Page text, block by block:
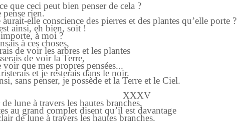
que ceci peut bien penser de cela ?
pense rien.
elle conscience des pierres et des plantes qu’elle porte ?
ainsi, eh bien, soit !
à moi ?
à ces choses,
de voir les arbres et les plantes
de voir la Terre,
que mes propres pensées...
et je resterais dans le noir.
sans penser, je possède et la Terre et le Ciel.
XXXV
lune à travers les hautes branches,
au grand complet disent qu’il est davantage
de lune à travers les hautes branches.